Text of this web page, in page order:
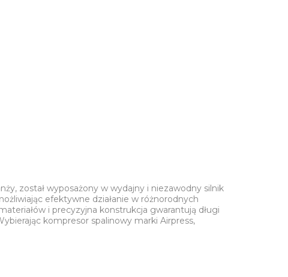
został wyposażony w wydajny i niezawodny silnik
efektywne działanie w różnorodnych
i precyzyjna konstrukcja gwarantują długi
kompresor spalinowy marki Airpress,